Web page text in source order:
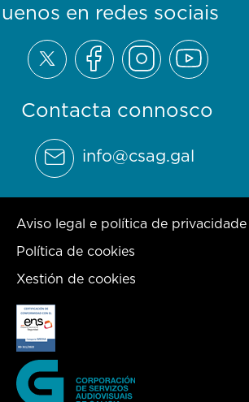
Contacta connosco
info@csag.gal
en redes sociais
Aviso legal e política de privacidade
Política de cookies
Xestión de cookies